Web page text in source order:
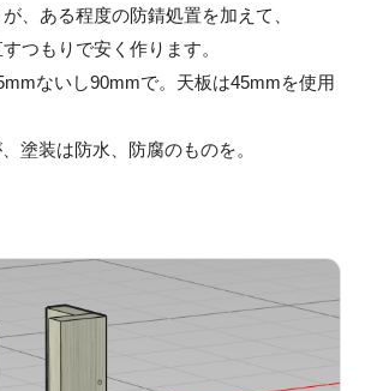
、ある程度の防錆処置を加えて、
つもりで安く作ります。
ないし90mmで。天板は45mmを使用
塗装は防水、防腐のものを。